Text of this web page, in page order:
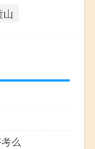
山
么